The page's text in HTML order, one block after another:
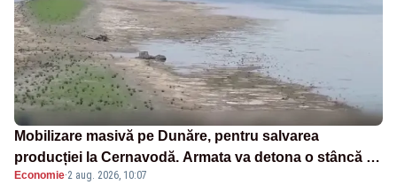
Mobilizare masivă pe Dunăre, pentru salvarea
producției la Cernavodă. Armata va detona o stâncă și
va devia apa fluviului - IMAGINI AERIENE
Economie·2 aug. 2026, 10:07